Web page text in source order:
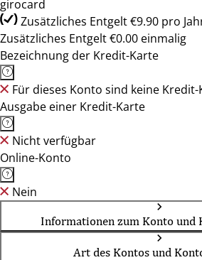
girocard
Zusätzliches Entgelt €9.90 pro
Zusätzliches Entgelt €0.00 einmalig
Bezeichnung der Kredit-Karte
Für dieses Konto sind keine
Ausgabe einer Kredit-Karte
Nicht verfügbar
Online-Konto
Nein
Informationen zum Konto und
Art des Kontos und